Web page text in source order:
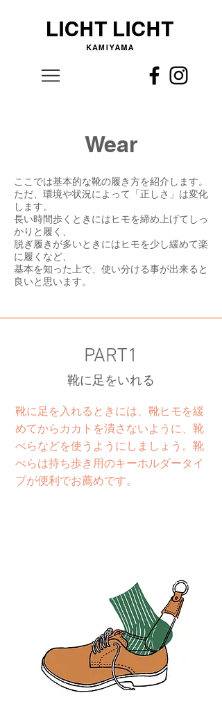
Wear
ここでは基本的な靴の履き方を紹介します。
ただ、環境や状況によって「正しさ」は変化
します。
長い時間歩くときにはヒモを締め上げてしっ
かりと履く、
脱ぎ履きが多いときにはヒモを少し緩めて楽
に履くなど、
基本を知った上で、使い分ける事が出来ると
良いと思います。
PART1
​靴に足をいれる
​靴に足を入れるときには、靴ヒモを緩
めてからカカトを潰さないように、靴
べらなどを使うようにしましょう。靴
べらは持ち歩き用のキーホルダータイ
プが便利でお薦めです。